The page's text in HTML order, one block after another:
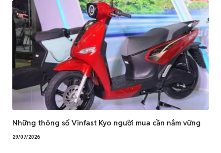
Những thông số Vinfast Kyo người mua cần nắm vững
29/07/2026